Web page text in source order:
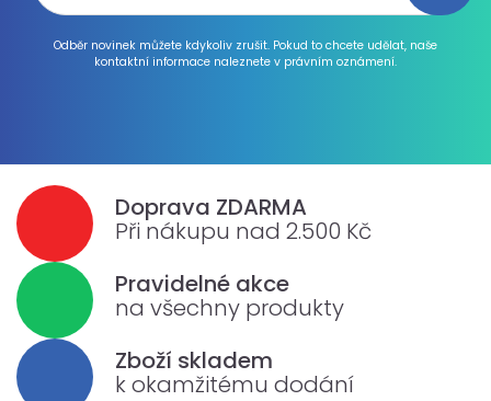
Odběr novinek můžete kdykoliv zrušit. Pokud to chcete udělat, naše
kontaktní informace naleznete v právním oznámení.
Doprava ZDARMA
Při nákupu nad 2.500 Kč
Pravidelné akce
na všechny produkty
Zboží skladem
k okamžitému dodání